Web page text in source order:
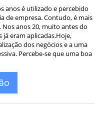
anos é utilizado e percebido
de empresa. Contudo, é mais
anos 20, muito antes do
já eram aplicadas.Hoje,
dos negócios e a uma
Percebe-se que uma boa